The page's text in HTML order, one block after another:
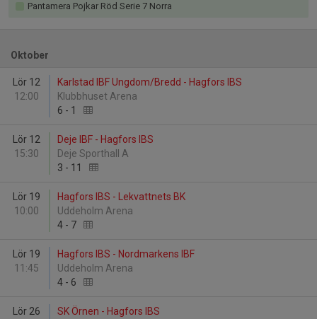
Pantamera Pojkar Röd Serie 7 Norra
Oktober
Lör 12
12:00
Karlstad IBF Ungdom/Bredd - Hagfors IBS
Klubbhuset Arena
6 - 1
Lör 12
15:30
Deje IBF - Hagfors IBS
Deje Sporthall A
3 - 11
Lör 19
10:00
Hagfors IBS - Lekvattnets BK
Uddeholm Arena
4 - 7
Lör 19
11:45
Hagfors IBS - Nordmarkens IBF
Uddeholm Arena
4 - 6
Lör 26
SK Örnen - Hagfors IBS